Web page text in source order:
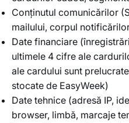
Conținutul comunicărilor
mailului, corpul
Date financiare
ultimele 4 cifre ale
ale cardului sunt
stocate de EasyWeek)
Date tehnice (adresă IP,
browser, limbă, marcaje